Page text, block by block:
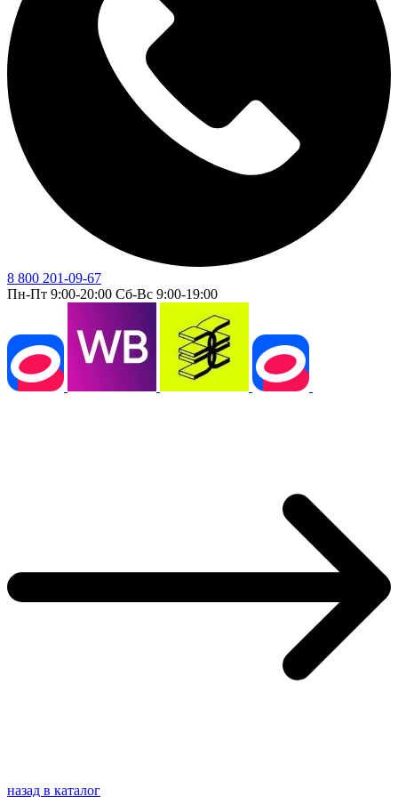
8 800 201-09-67
Пн-Пт 9:00-20:00 Сб-Вс 9:00-19:00
назад в каталог